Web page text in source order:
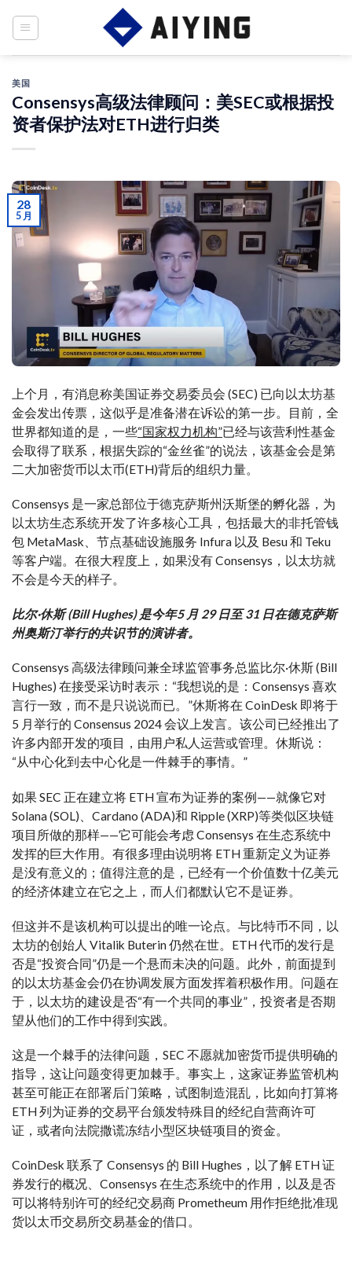
美国
Consensys高级法律顾问：美SEC或根据投
资者保护法对ETH进行归类
28
5 月
上个月，有消息称美国证券交易委员会 (SEC) 已向以太坊基
金会发出传票，这似乎是准备潜在诉讼的第一步。目前，全
世界都知道的是，一些“国家权力机构”已经与该营利性基金
会取得了联系，根据失踪的“金丝雀”的说法，该基金会是第
二大加密货币以太币(ETH)背后的组织力量。
Consensys 是一家总部位于德克萨斯州沃斯堡的孵化器，为
以太坊生态系统开发了许多核心工具，包括最大的非托管钱
包 MetaMask、节点基础设施服务 Infura 以及 Besu 和 Teku
等客户端。在很大程度上，如果没有 Consensys，以太坊就
不会是今天的样子。
比尔·休斯 (Bill Hughes) 是今年5 月 29 日至 31 日在德克萨斯
州奥斯汀举行的共识节的演讲者。
Consensys 高级法律顾问兼全球监管事务总监比尔·休斯 (Bill
Hughes) 在接受采访时表示：“我想说的是：Consensys 喜欢
言行一致，而不是只说说而已。”休斯将在 CoinDesk 即将于
5 月举行的 Consensus 2024 会议上发言。该公司已经推出了
许多内部开发的项目，由用户私人运营或管理。休斯说：
“从中心化到去中心化是一件棘手的事情。”
如果 SEC 正在建立将 ETH 宣布为证券的案例——就像它对
Solana (SOL)、Cardano (ADA)和 Ripple (XRP)等类似区块链
项目所做的那样——它可能会考虑 Consensys 在生态系统中
发挥的巨大作用。有很多理由说明将 ETH 重新定义为证券
是没有意义的；值得注意的是，已经有一个价值数十亿美元
的经济体建立在它之上，而人们都默认它不是证券。
但这并不是该机构可以提出的唯一论点。与比特币不同，以
太坊的创始人 Vitalik Buterin 仍然在世。ETH 代币的发行是
否是“投资合同”仍是一个悬而未决的问题。此外，前面提到
的以太坊基金会仍在协调发展方面发挥着积极作用。问题在
于，以太坊的建设是否“有一个共同的事业”，投资者是否期
望从他们的工作中得到实践。
这是一个棘手的法律问题，SEC 不愿就加密货币提供明确的
指导，这让问题变得更加棘手。事实上，这家证券监管机构
甚至可能正在部署后门策略，试图制造混乱，比如向打算将
ETH 列为证券的交易平台颁发特殊目的经纪自营商许可
证，或者向法院撒谎冻结小型区块链项目的资金。
CoinDesk 联系了 Consensys 的 Bill Hughes，以了解 ETH 证
券发行的概况、Consensys 在生态系统中的作用，以及是否
可以将特别许可的经纪交易商 Prometheum 用作拒绝批准现
货以太币交易所交易基金的借口。